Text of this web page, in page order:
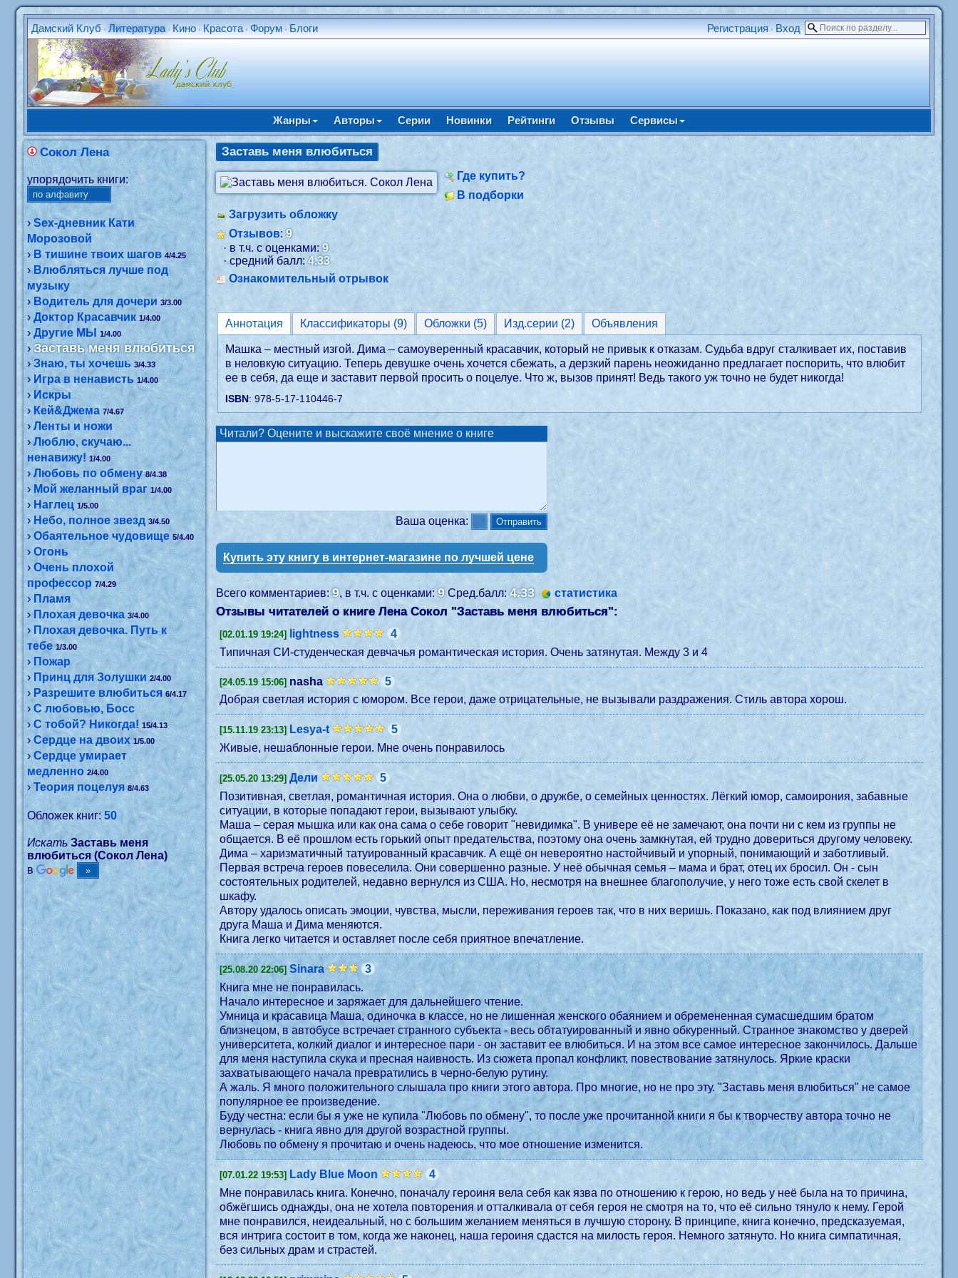
Дамский Клуб •Литература • Кино • Красота •Форум • Блоги Регистрация • Вход
Жанры Авторы Серии Новинки Рейтинги Отзывы Сервисы
Сокол Лена
упорядочить книги:
›Sex-дневник Кати
Морозовой
›В тишине твоих шагов 4/4.25
›Влюбляться лучше под
музыку
›Водитель для дочери 3/3.00
›Доктор Красавчик 1/4.00
›Другие МЫ 1/4.00
›Заставь меня влюбиться
›Знаю, ты хочешь 3/4.33
›Игра в ненависть 1/4.00
›Искры
›Кей&Джема 7/4.67
›Ленты и ножи
›Люблю, скучаю...
ненавижу! 1/4.00
›Любовь по обмену 8/4.38
› Мой желанный враг 1/4.00
›Наглец 1/5.00
›Небо, полное звезд 3/4.50
›Обаятельное чудовище 5/4.40
›Огонь
›Очень плохой
профессор 7/4.29
›Пламя
› Плохая девочка 3/4.00
›Плохая девочка. Путь к
тебе 1/3.00
›Пожар
›Принц для Золушки 2/4.00
›Разрешите влюбиться 6/4.17
›С любовью, Босс
›С тобой? Никогда! 15/4.13
›Сердце на двоих 1/5.00
›Сердце умирает
медленно 2/4.00
›Теория поцелуя 8/4.63
Обложек книг:50
Искать Заставь меня
влюбиться (Сокол Лена)
в
Заставь меня влюбиться
Где купить?
В подборки
Загрузить обложку
Отзывов:9
· в т.ч. с оценками:9
· средний балл:4.33
Ознакомительный отрывок
Аннотация Классификаторы (9) Обложки (5) Изд.серии (2) Объявления
Машка – местный изгой. Дима – самоуверенный красавчик, который не привык к отказам. Судьба вдруг сталкивает их, поставив
в неловкую ситуацию. Теперь девушке очень хочется сбежать, а дерзкий парень неожиданно предлагает поспорить, что влюбит
ее в себя, да еще и заставит первой просить о поцелуе. Что ж, вызов принят! Ведь такого уж точно не будет никогда!
ISBN: 978-5-17-110446-7
Читали? Оцените и выскажите своё мнение о книге
Ваша оценка:
Купить эту книгу в интернет-магазине по лучшей цене
Всего комментариев:9, в т.ч. с оценками:9Сред.балл:4.33 статистика
Отзывы читателей о книге Лена Сокол "Заставь меня влюбиться":
[02.01.19 19:24] lightness
4
Типичная СИ-студенческая девчачья романтическая история. Очень затянутая. Между 3 и 4
[24.05.19 15:06] nashа
5
Добрая светлая история с юмором. Все герои, даже отрицательные, не вызывали раздражения. Стиль автора хорош.
[15.11.19 23:13] Lesya-t
5
Живые, нешаблонные герои. Мне очень понравилось
[25.05.20 13:29] Дели
5
Позитивная, светлая, романтичная история. Она о любви, о дружбе, о семейных ценностях. Лёгкий юмор, самоирония, забавные
ситуации, в которые попадают герои, вызывают улыбку.
Маша – серая мышка или как она сама о себе говорит "невидимка". В универе её не замечают, она почти ни с кем из группы не
общается. В её прошлом есть горький опыт предательства, поэтому она очень замкнутая, ей трудно довериться другому человеку.
Дима – харизматичный татуированный красавчик. А ещё он невероятно настойчивый и упорный, понимающий и заботливый.
Первая встреча героев повеселила. Они совершенно разные. У неё обычная семья – мама и брат, отец их бросил. Он - сын
состоятельных родителей, недавно вернулся из США. Но, несмотря на внешнее благополучие, у него тоже есть свой скелет в
шкафу.
Автору удалось описать эмоции, чувства, мысли, переживания героев так, что в них веришь. Показано, как под влиянием друг
друга Маша и Дима меняются.
Книга легко читается и оставляет после себя приятное впечатление.
[25.08.20 22:06] Sinara
3
Книга мне не понравилась.
Начало интересное и заряжает для дальнейшего чтение.
Умница и красавица Маша, одиночка в классе, но не лишенная женского обаянием и обремененная сумасшедшим братом
близнецом, в автобусе встречает странного субъекта - весь обтатуированный и явно обкуренный. Странное знакомство у дверей
университета, колкий диалог и интересное пари - он заставит ее влюбиться. И на этом все самое интересное закончилось. Дальше
для меня наступила скука и пресная наивность. Из сюжета пропал конфликт, повествование затянулось. Яркие краски
захватывающего начала превратились в черно-белую рутину.
А жаль. Я много положительного слышала про книги этого автора. Про многие, но не про эту. "Заставь меня влюбиться" не самое
популярное ее произведение.
Буду честна: если бы я уже не купила "Любовь по обмену", то после уже прочитанной книги я бы к творчеству автора точно не
вернулась - книга явно для другой возрастной группы.
Любовь по обмену я прочитаю и очень надеюсь, что мое отношение изменится.
[07.01.22 19:53] Lady Blue Moon
4
Мне понравилась книга. Конечно, поначалу героиня вела себя как язва по отношению к герою, но ведь у неё была на то причина,
обжёгшись однажды, она не хотела повторения и отталкивала от себя героя не смотря на то, что её сильно тянуло к нему. Герой
мне понравился, неидеальный, но с большим желанием меняться в лучшую сторону. В принципе, книга конечно, предсказуемая,
вся интрига состоит в том, когда же наконец, наша героиня сдастся на милость героя. Немного затянуто. Но книга симпатичная,
без сильных драм и страстей.